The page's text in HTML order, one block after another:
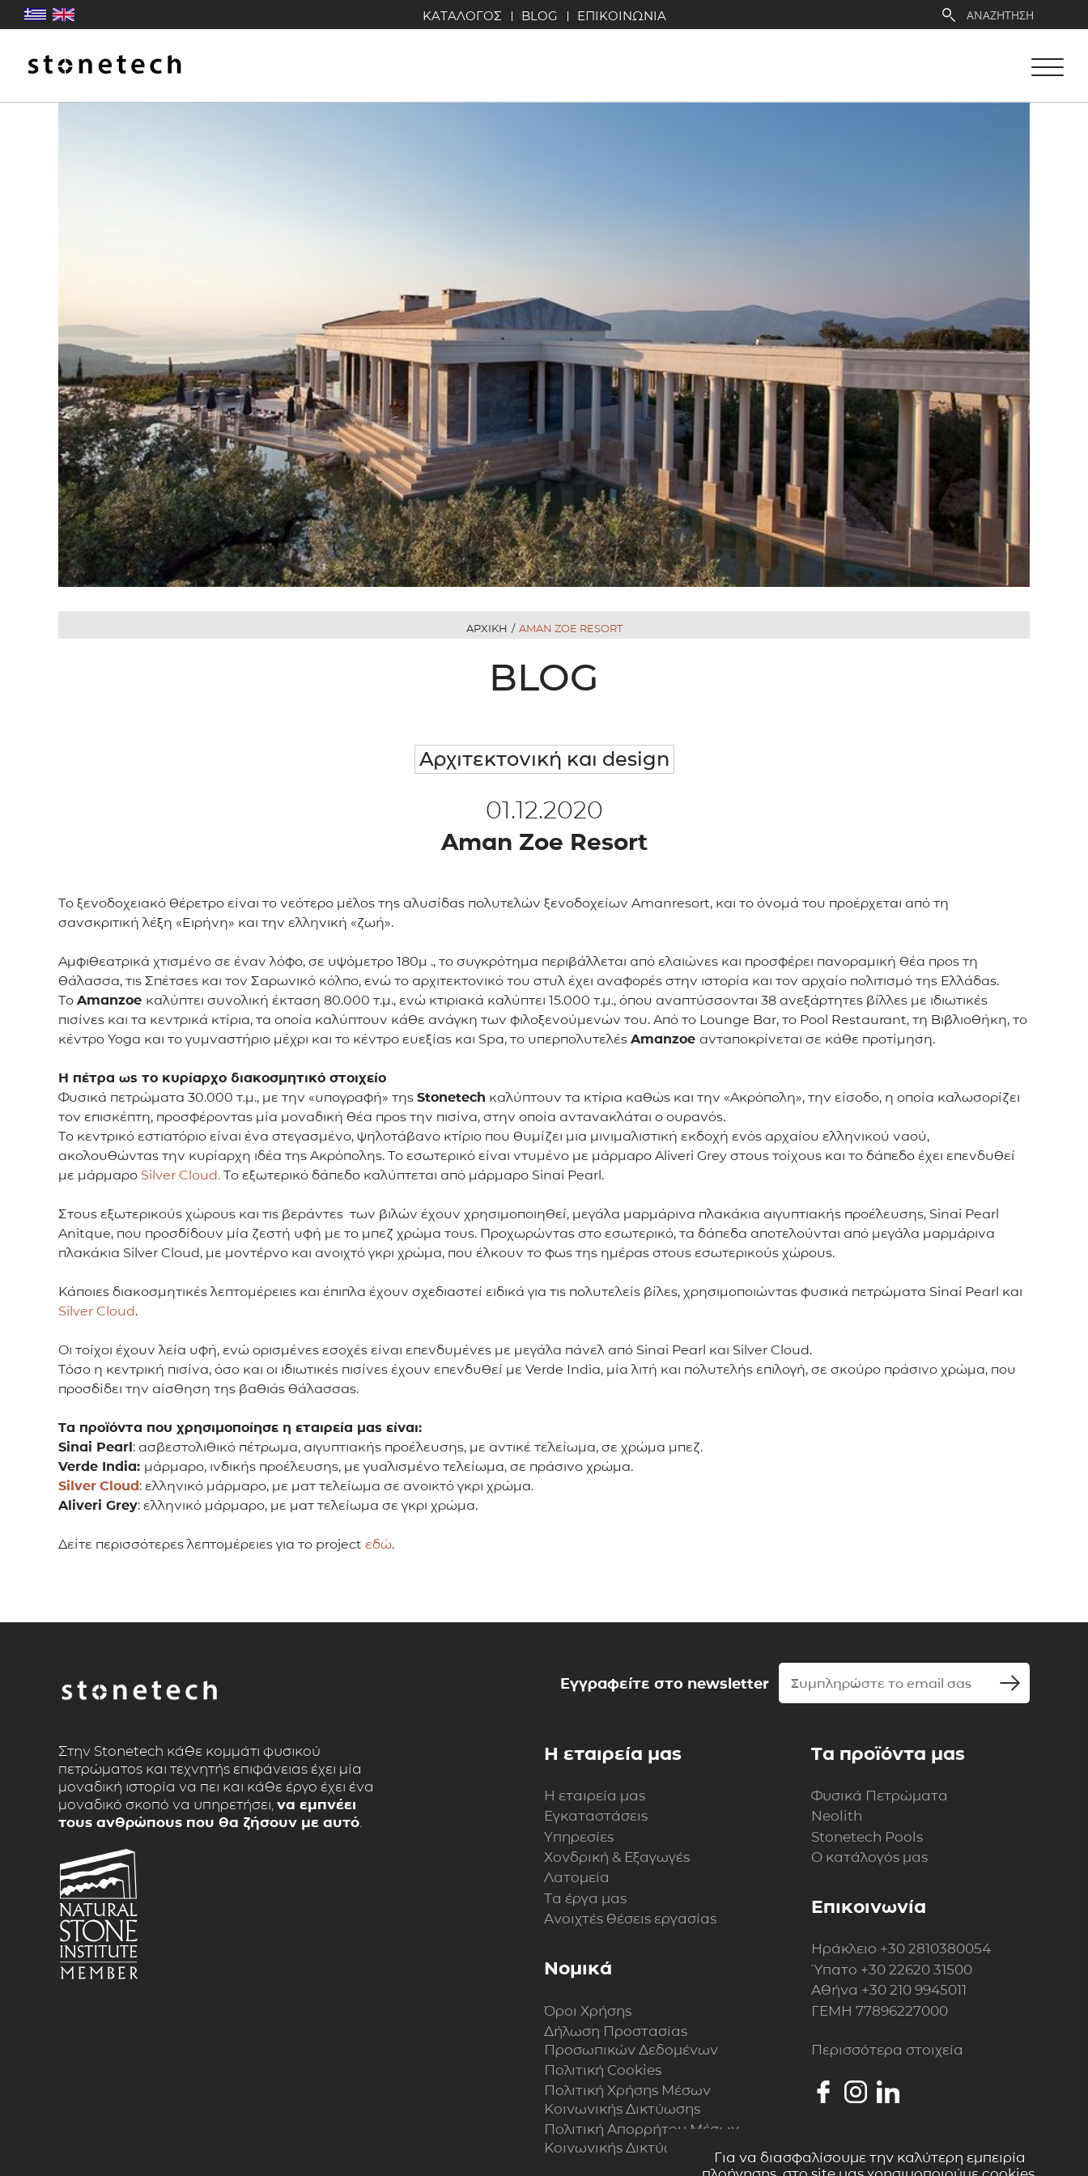
Για να διασφαλίσουμε την καλύτερη εμπειρία
ΚΑΤΑΛΟΓΟΣ BLOG ΕΠΙΚΟΙΝΩΝΙΑ
ΑΡΧΙΚΗ / AMAN ZOE RESORT
BLOG
Αρχιτεκτονική και design
01.12.2020
Aman Zoe Resort
Το ξενοδοχειακό θέρετρο είναι το νεότερο μέλος της αλυσίδας πολυτελών ξενοδοχείων Amanresort, και το όνομά του προέρχεται από τη
σανσκριτική λέξη «Ειρήνη» και την ελληνική «ζωή».
Αμφιθεατρικά χτισμένο σε έναν λόφο, σε υψόμετρο 180μ ., το συγκρότημα περιβάλλεται από ελαιώνες και προσφέρει πανοραμική θέα προς τη
θάλασσα, τις Σπέτσες και τον Σαρωνικό κόλπο, ενώ το αρχιτεκτονικό του στυλ έχει αναφορές στην ιστορία και τον αρχαίο πολιτισμό της Ελλάδας.
Το Amanzoe καλύπτει συνολική έκταση 80.000 τ.μ., ενώ κτιριακά καλύπτει 15.000 τ.μ., όπου αναπτύσσονται 38 ανεξάρτητες βίλλες με ιδιωτικές
πισίνες και τα κεντρικά κτίρια, τα οποία καλύπτουν κάθε ανάγκη των φιλοξενούμενών του. Από το Lounge Bar, το Pool Restaurant, τη Βιβλιοθήκη, το
κέντρο Yoga και το γυμναστήριο μέχρι και το κέντρο ευεξίας και Spa, το υπερπολυτελές Amanzoe ανταποκρίνεται σε κάθε προτίμηση.
Η πέτρα ως το κυρίαρχο διακοσμητικό στοιχείο
Φυσικά πετρώματα 30.000 τ.μ., με την «υπογραφή» της Stonetech καλύπτουν τα κτίρια καθώς και την «Ακρόπολη», την είσοδο, η οποία καλωσορίζει
τον επισκέπτη, προσφέροντας μία μοναδική θέα προς την πισίνα, στην οποία αντανακλάται ο ουρανός.
Το κεντρικό εστιατόριο είναι ένα στεγασμένο, ψηλοτάβανο κτίριο που θυμίζει μια μινιμαλιστική εκδοχή ενός αρχαίου ελληνικού ναού,
ακολουθώντας την κυρίαρχη ιδέα της Ακρόπολης. Το εσωτερικό είναι ντυμένο με μάρμαρο Aliveri Grey στους τοίχους και το δάπεδο έχει επενδυθεί
με μάρμαρο Silver Cloud. Το εξωτερικό δάπεδο καλύπτεται από μάρμαρο Sinai Pearl.
Στους εξωτερικούς χώρους και τις βεράντες των βιλών έχουν χρησιμοποιηθεί, μεγάλα μαρμάρινα πλακάκια αιγυπτιακής προέλευσης, Sinai Pearl
Anitque, που προσδίδουν μία ζεστή υφή με το μπεζ χρώμα τους. Προχωρώντας στο εσωτερικό, τα δάπεδα αποτελούνται από μεγάλα μαρμάρινα
πλακάκια Silver Cloud, με μοντέρνο και ανοιχτό γκρι χρώμα, που έλκουν το φως της ημέρας στους εσωτερικούς χώρους.
Κάποιες διακοσμητικές λεπτομέρειες και έπιπλα έχουν σχεδιαστεί ειδικά για τις πολυτελείς βίλες, χρησιμοποιώντας φυσικά πετρώματα Sinai Pearl και
Silver Cloud.
Οι τοίχοι έχουν λεία υφή, ενώ ορισμένες εσοχές είναι επενδυμένες με μεγάλα πάνελ από Sinai Pearl και Silver Cloud.
Τόσο η κεντρική πισίνα, όσο και οι ιδιωτικές πισίνες έχουν επενδυθεί με Verde India, μία λιτή και πολυτελής επιλογή, σε σκούρο πράσινο χρώμα, που
προσδίδει την αίσθηση της βαθιάς θάλασσας.
Τα προϊόντα που χρησιμοποίησε η εταιρεία μας είναι:
Sinai Pearl: ασβεστολιθικό πέτρωμα, αιγυπτιακής προέλευσης, με αντικέ τελείωμα, σε χρώμα μπεζ.
Verde India: μάρμαρο, ινδικής προέλευσης, με γυαλισμένο τελείωμα, σε πράσινο χρώμα.
Silver Cloud: ελληνικό μάρμαρο, με ματ τελείωμα σε ανοικτό γκρι χρώμα.
Aliveri Grey: ελληνικό μάρμαρο, με ματ τελείωμα σε γκρι χρώμα.
Δείτε περισσότερες λεπτομέρειες για το project εδώ.
Εγγραφείτε στο newsletter
Στην Stonetech κάθε κομμάτι φυσικού
πετρώματος και τεχνητής επιφάνειας έχει μία
μοναδική ιστορία να πει και κάθε έργο έχει ένα
μοναδικό σκοπό να υπηρετήσει, να εμπνέει
τους ανθρώπους που θα ζήσουν με αυτό
Η εταιρεία μας
Η εταιρεία μας
Εγκαταστάσεις
Υπηρεσίες
Χονδρική & Εξαγωγές
Λατομεία
Τα έργα μας
Ανοιχτές θέσεις εργασίας
Νομικά
Όροι Χρήσης
Δήλωση Προστασίας
Προσωπικών Δεδομένων
Πολιτική Cookies
Πολιτική Xρήσης Mέσων
Kοινωνικής Δικτύωσης
Πολιτική Απορρήτου Μέσων
Κοινωνικής Δικτύωσης
Τα προϊόντα μας
Φυσικά Πετρώματα
Neolith
Stonetech Pools
Ο κατάλογός μας
Επικοινωνία
Ηράκλειο +30 2810380054
Ύπατο +30 22620 31500
Αθήνα +30 210 9945011
ΓΕΜΗ 77896227000
Περισσότερα στοιχεία